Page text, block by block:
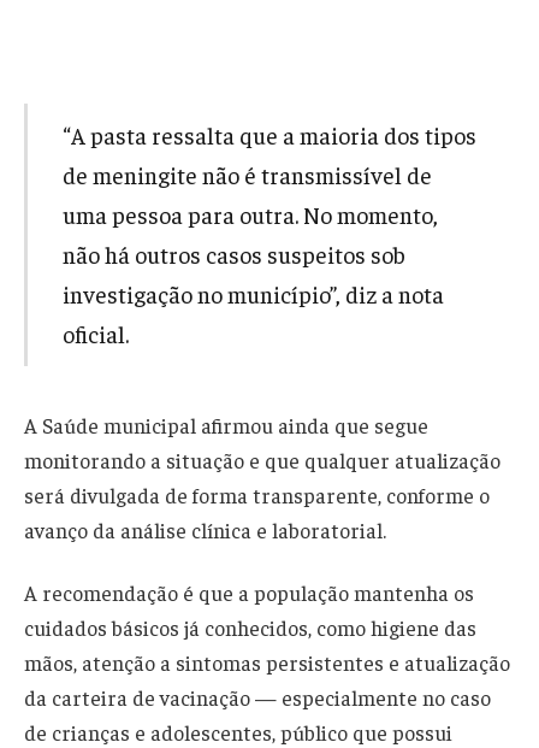
“A pasta ressalta que a maioria dos tipos
de meningite não é transmissível de
uma pessoa para outra. No momento,
não há outros casos suspeitos sob
investigação no município”, diz a nota
oficial.
A Saúde municipal afirmou ainda que segue
monitorando a situação e que qualquer atualização
será divulgada de forma transparente, conforme o
avanço da análise clínica e laboratorial.
A recomendação é que a população mantenha os
cuidados básicos já conhecidos, como higiene das
mãos, atenção a sintomas persistentes e atualização
da carteira de vacinação — especialmente no caso
de crianças e adolescentes, público que possui